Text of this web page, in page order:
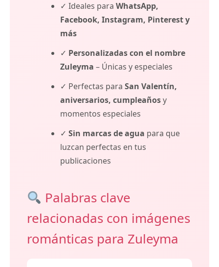
✓ Ideales para WhatsApp,
Facebook, Instagram, Pinterest y
más
✓ Personalizadas con el nombre
Zuleyma – Únicas y especiales
✓ Perfectas para San Valentín,
aniversarios, cumpleañosy
momentos especiales
✓ Sin marcas de agua para que
luzcan perfectas en tus
publicaciones
Palabras clave
relacionadas con imágenes
románticas para Zuleyma